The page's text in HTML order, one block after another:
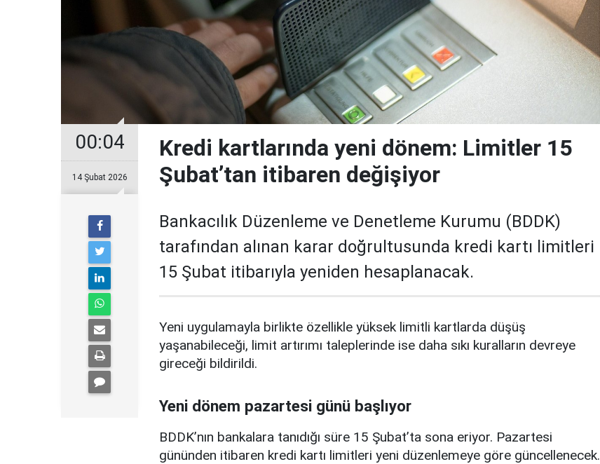
00:04
14 Şubat 2026
Kredi kartlarında yeni dönem: Limitler 15
Şubat’tan itibaren değişiyor
Bankacılık Düzenleme ve Denetleme Kurumu (BDDK)
tarafından alınan karar doğrultusunda kredi kartı limitleri
15 Şubat itibarıyla yeniden hesaplanacak.
Yeni uygulamayla birlikte özellikle yüksek limitli kartlarda düşüş
yaşanabileceği, limit artırımı taleplerinde ise daha sıkı kuralların devreye
gireceği bildirildi.
Yeni dönem pazartesi günü başlıyor
BDDK’nın bankalara tanıdığı süre 15 Şubat’ta sona eriyor. Pazartesi
gününden itibaren kredi kartı limitleri yeni düzenlemeye göre güncellenecek.